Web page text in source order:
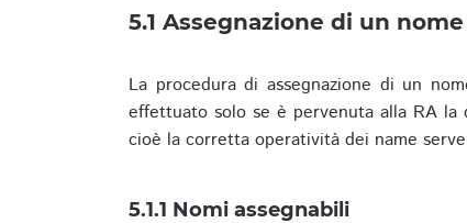
5.1 Assegnazione di un
La procedura di assegnazione di un
effettuato solo se è pervenuta alla RA
cioè la corretta operatività dei name
5.1.1 Nomi assegnabili